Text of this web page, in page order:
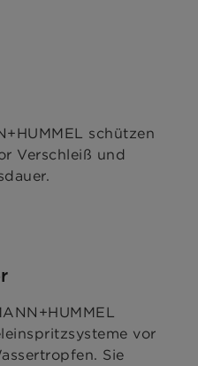
schützen
Verschleiß und
vor
Sie